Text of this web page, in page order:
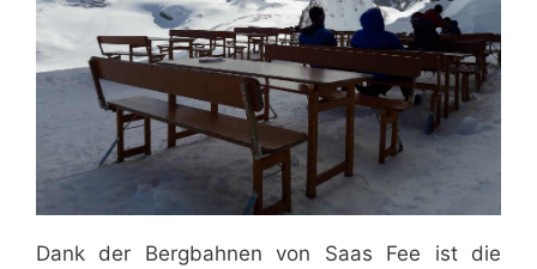
Dank der Bergbahnen von Saas Fee ist die